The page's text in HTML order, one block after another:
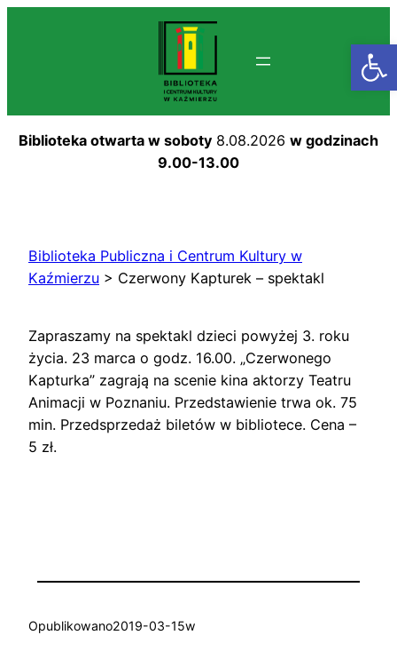
Biblioteka otwarta w soboty 8.08.2026 w godzinach
9.00-13.00
Biblioteka Publiczna i Centrum Kultury w
Kaźmierzu > Czerwony Kapturek – spektakl
Zapraszamy na spektakl dzieci powyżej 3. roku
życia. 23 marca o godz. 16.00. „Czerwonego
Kapturka” zagrają na scenie kina aktorzy Teatru
Animacji w Poznaniu. Przedstawienie trwa ok. 75
min. Przedsprzedaż biletów w bibliotece. Cena –
5 zł.
Opublikowano2019-03-15w